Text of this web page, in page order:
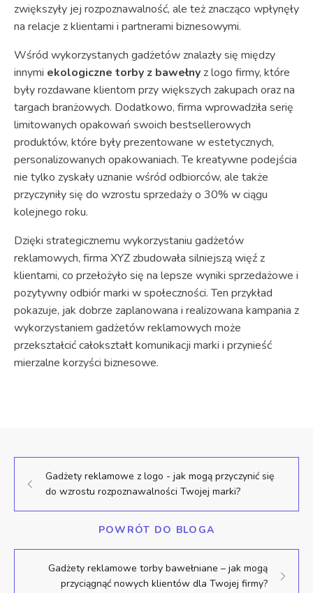
zwiększyły jej rozpoznawalność, ale też znacząco wpłynęły
na relacje z klientami i partnerami biznesowymi.
Wśród wykorzystanych gadżetów znalazły się między
innymi ekologiczne torby z bawełnyz logo firmy, które
były rozdawane klientom przy większych zakupach oraz na
targach branżowych. Dodatkowo, firma wprowadziła serię
limitowanych opakowań swoich bestsellerowych
produktów, które były prezentowane w estetycznych,
personalizowanych opakowaniach. Te kreatywne podejścia
nie tylko zyskały uznanie wśród odbiorców, ale także
przyczyniły się do wzrostu sprzedaży o 30% w ciągu
kolejnego roku.
Dzięki strategicznemu wykorzystaniu gadżetów
reklamowych, firma XYZ zbudowała silniejszą więź z
klientami, co przełożyło się na lepsze wyniki sprzedażowe i
pozytywny odbiór marki w społeczności. Ten przykład
pokazuje, jak dobrze zaplanowana i realizowana kampania z
wykorzystaniem gadżetów reklamowych może
przekształcić całokształt komunikacji marki i przynieść
mierzalne korzyści biznesowe.
Gadżety reklamowe z logo - jak mogą przyczynić się
do wzrostu rozpoznawalności Twojej marki?
POWRÓT DO BLOGA
Gadżety reklamowe torby bawełniane – jak mogą
przyciągnąć nowych klientów dla Twojej firmy?